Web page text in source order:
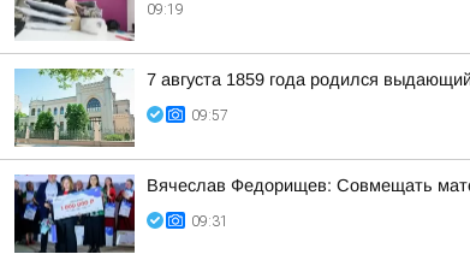
09:19
7 августа 1859 года родился
09:57
Вячеслав Федорищев: Совмещать
09:31